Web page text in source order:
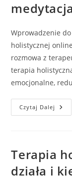
medytacja
Wprowadzenie
holistycznej
rozmowa z
terapia
emocjonalne,
Czytaj Dalej
Terapia
działa i